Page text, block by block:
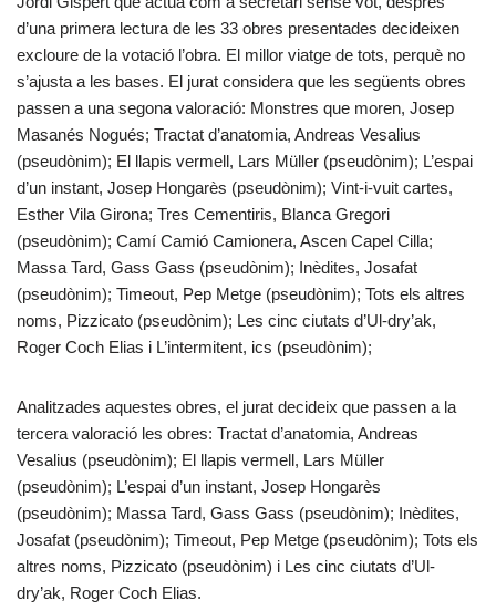
d’una primera lectura de les 33 obres presentades decideixen
excloure de la votació l’obra. El millor viatge de tots, perquè no
s’ajusta a les bases. El jurat considera que les següents obres
passen a una segona valoració: Monstres que moren, Josep
Masanés Nogués; Tractat d’anatomia, Andreas Vesalius
(pseudònim); El llapis vermell, Lars Müller (pseudònim); L’espai
d’un instant, Josep Hongarès (pseudònim); Vint-i-vuit cartes,
Esther Vila Girona; Tres Cementiris, Blanca Gregori
(pseudònim); Camí Camió Camionera, Ascen Capel Cilla;
Massa Tard, Gass Gass (pseudònim); Inèdites, Josafat
(pseudònim); Timeout, Pep Metge (pseudònim); Tots els altres
noms, Pizzicato (pseudònim); Les cinc ciutats d’Ul-dry’ak,
Roger Coch Elias i L’intermitent, ics (pseudònim);
Analitzades aquestes obres, el jurat decideix que passen a la
tercera valoració les obres: Tractat d’anatomia, Andreas
Vesalius (pseudònim); El llapis vermell, Lars Müller
(pseudònim); L’espai d’un instant, Josep Hongarès
(pseudònim); Massa Tard, Gass Gass (pseudònim); Inèdites,
Josafat (pseudònim); Timeout, Pep Metge (pseudònim); Tots els
altres noms, Pizzicato (pseudònim) i Les cinc ciutats d’Ul-
dry’ak, Roger Coch Elias.